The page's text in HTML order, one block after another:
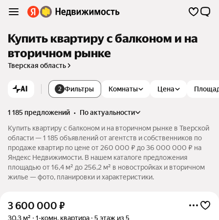
Купить квартиру с балконом и на
вторичном рынке
Тверская область
AI 2 Фильтры Комнаты Цена
1 185 предложений •
по актуальности
Купить квартиру с балконом и на вторичном рынке в Тверской
области — 1 185 объявлений от агентств и собственников по
продаже квартир по цене от 260 000 ₽ до 36 000 000 ₽ на
Яндекс Недвижимости. В нашем каталоге предложения
площадью от 16,4 м² до 256,2 м² в новостройках и вторичном
жилье — фото, планировки и характеристики.
3 600 000 ₽
30,3 м² 1-комн. квартира 5 этаж из 5